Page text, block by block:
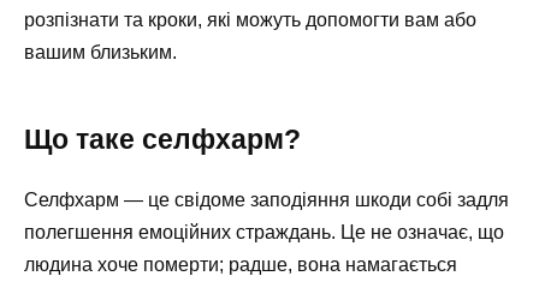
розпізнати та кроки, які можуть допомогти вам або
вашим близьким.
Що таке селфхарм?
Селфхарм — це свідоме заподіяння шкоди собі задля
полегшення емоційних страждань. Це не означає, що
людина хоче померти; радше, вона намагається